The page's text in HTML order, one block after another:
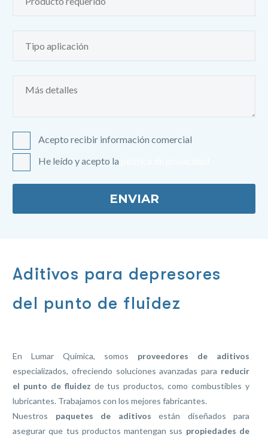
Aditivos para depresores
del punto de fluidez
En Lumar Química, somos proveedores de aditivos
especializados, ofreciendo soluciones avanzadas para reducir
el punto de fluidez de tus productos, como combustibles y
lubricantes. Trabajamos con los mejores fabricantes.
Nuestros paquetes de aditivos están diseñados para
asegurar que tus productos mantengan sus propiedades de
Acepto recibir información comercial
He leído y acepto la